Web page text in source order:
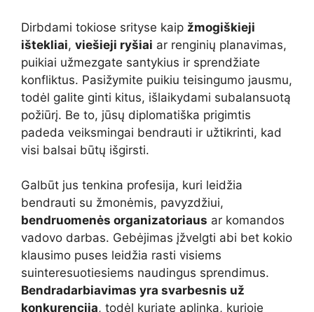
Dirbdami tokiose srityse kaip žmogiškieji
ištekliai, viešieji ryšiai ar renginių planavimas,
puikiai užmezgate santykius ir sprendžiate
konfliktus. Pasižymite puikiu teisingumo jausmu,
todėl galite ginti kitus, išlaikydami subalansuotą
požiūrį. Be to, jūsų diplomatiška prigimtis
padeda veiksmingai bendrauti ir užtikrinti, kad
visi balsai būtų išgirsti.
Galbūt jus tenkina profesija, kuri leidžia
bendrauti su žmonėmis, pavyzdžiui,
bendruomenės organizatoriaus ar komandos
vadovo darbas. Gebėjimas įžvelgti abi bet kokio
klausimo puses leidžia rasti visiems
suinteresuotiesiems naudingus sprendimus.
Bendradarbiavimas yra svarbesnis už
konkurenciją, todėl kuriate aplinką, kurioje